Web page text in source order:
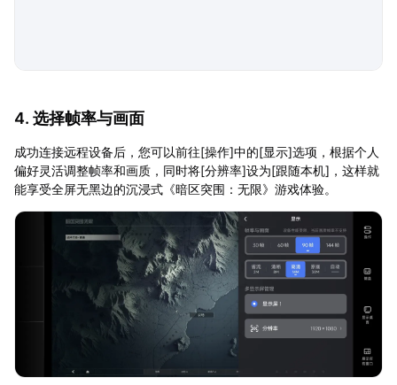
4. 选择帧率与画面
成功连接远程设备后，您可以前往[操作]中的[显示]选项，根据个人
偏好灵活调整帧率和画质，同时将[分辨率]设为[跟随本机]，这样就
能享受全屏无黑边的沉浸式《暗区突围：无限》游戏体验。